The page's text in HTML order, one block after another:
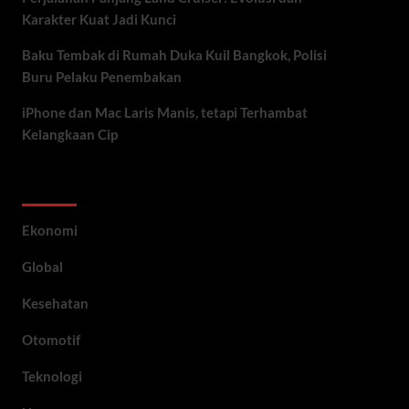
Karakter Kuat Jadi Kunci
Baku Tembak di Rumah Duka Kuil Bangkok, Polisi
Buru Pelaku Penembakan
iPhone dan Mac Laris Manis, tetapi Terhambat
Kelangkaan Cip
Ekonomi
Global
Kesehatan
Otomotif
Teknologi